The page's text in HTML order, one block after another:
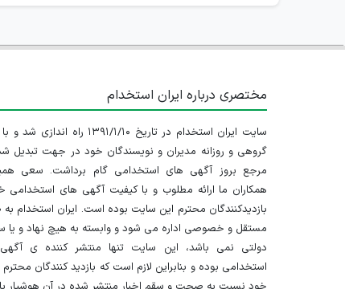
مختصری درباره ایران استخدام
سایت ایران استخدام در تاریخ ۱۳۹۱/۱/۱۰ راه
گروهی و روزانه مدیران و نویسندگان خود در جهت تبدیل
مرجع بروز آگهی های استخدامی گام برداشت. سعی
همکاران ما ارائه مطلوب و با کیفیت آگهی های
بازدیدکنندگان محترم این سایت بوده است. ایران استخدام
مستقل و خصوصی اداره می شود و وابسته به هیچ نهاد و یا
دولتی نمی باشد، این سایت تنها منتشر کننده ی
استخدامی بوده و بنابراین لازم است که بازدید کنندگان